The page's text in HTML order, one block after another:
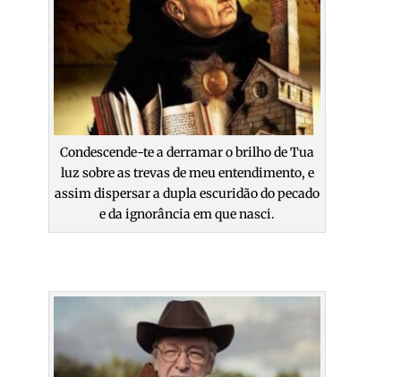
Condescende-te a derramar o brilho de Tua
luz sobre as trevas de meu entendimento, e
assim dispersar a dupla escuridão do pecado
e da ignorância em que nasci.